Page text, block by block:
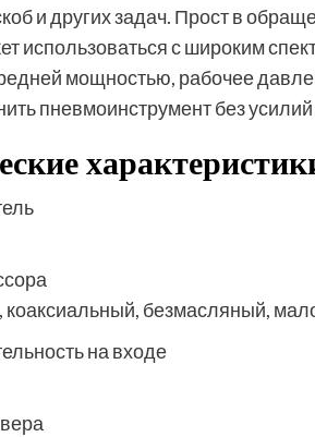
и других задач. Прост в
использоваться с широким
мощностью, рабочее
пневмоинструмент без
безмасляный,
на входе